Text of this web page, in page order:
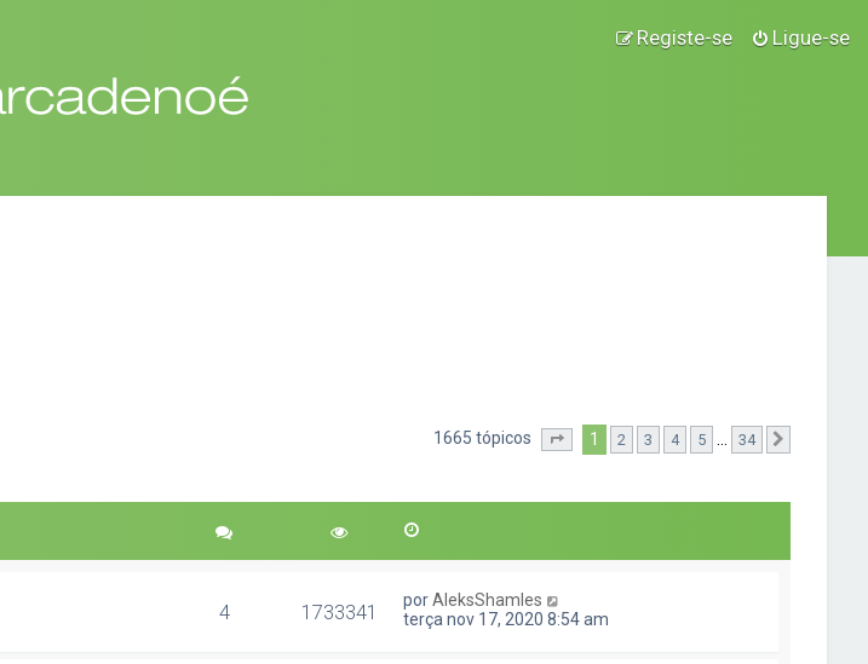
Ligue-se
Registe-se
1665 tópicos Página 1de34
1 2 3 4 5 ... 34
4 1733341 porAleksShamles
terça nov 17, 2020 8:54 am